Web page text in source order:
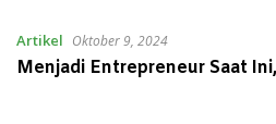
Artikel Oktober 9, 2024
Menjadi Entrepreneur Saat